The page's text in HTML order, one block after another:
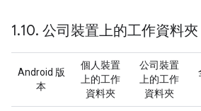
1.10. 公司裝置上的工作資料夾
Android 版
本
個人裝置
上的工作
資料夾
公司裝置
上的工作
資料夾